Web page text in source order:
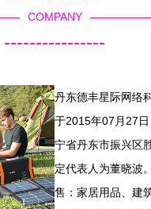
COMPANY
----------------
丹东德丰星际网络
于2015年07月27
宁省丹东市振兴区
定代表人为董晓波
售：家居用品、建